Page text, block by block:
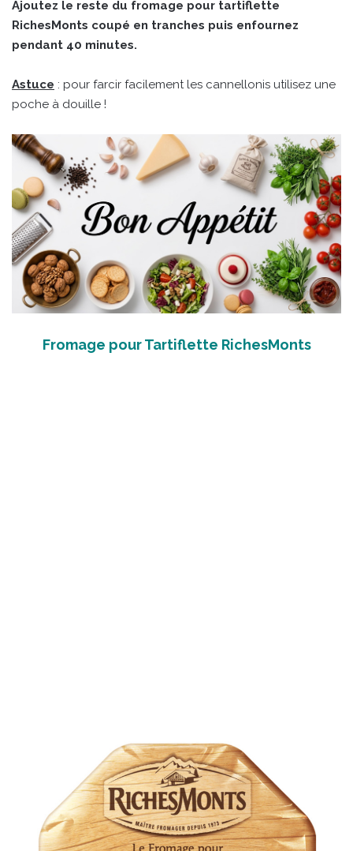
Ajoutez le reste du fromage pour tartiflette
RichesMonts coupé en tranches puis enfournez
pendant 40 minutes.
Astuce : pour farcir facilement les cannellonis utilisez une
poche à douille !
Fromage pour Tartiflette RichesMonts